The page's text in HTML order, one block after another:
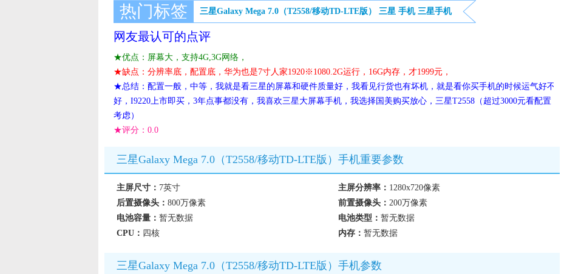
热门标签 三星Galaxy Mega 7.0（T2558/移动TD-LTE版） 三星 手机 三星手机
网友最认可的点评
★优点：屏幕大，支持4G,3G网络，
★缺点：分辨率底，配置底，华为也是7寸人家1920※1080.2G运行，16G内存，才1999元，
★总结：配置一般，中等，我就是看三星的屏幕和硬件质量好，我看见行货也有坏机，就是看你买手机的时候运气好不
好，I9220上市即买，3年点事都没有，我喜欢三星大屏幕手机，我选择国美购买放心，三星T2558（超过3000元看配置
考虑）
★评分： 0.0
三星Galaxy Mega 7.0（T2558/移动TD-LTE版）手机重要参数
主屏尺寸： 7英寸 主屏分辨率： 1280x720像素
后置摄像头： 800万像素 前置摄像头： 200万像素
电池容量： 暂无数据 电池类型： 暂无数据
CPU： 四核 内存： 暂无数据
三星Galaxy Mega 7.0（T2558/移动TD-LTE版）手机参数